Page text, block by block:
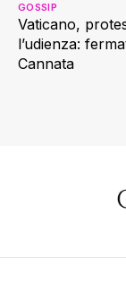
Vaticano,
l’udienza:
Cannata
GOSSIP